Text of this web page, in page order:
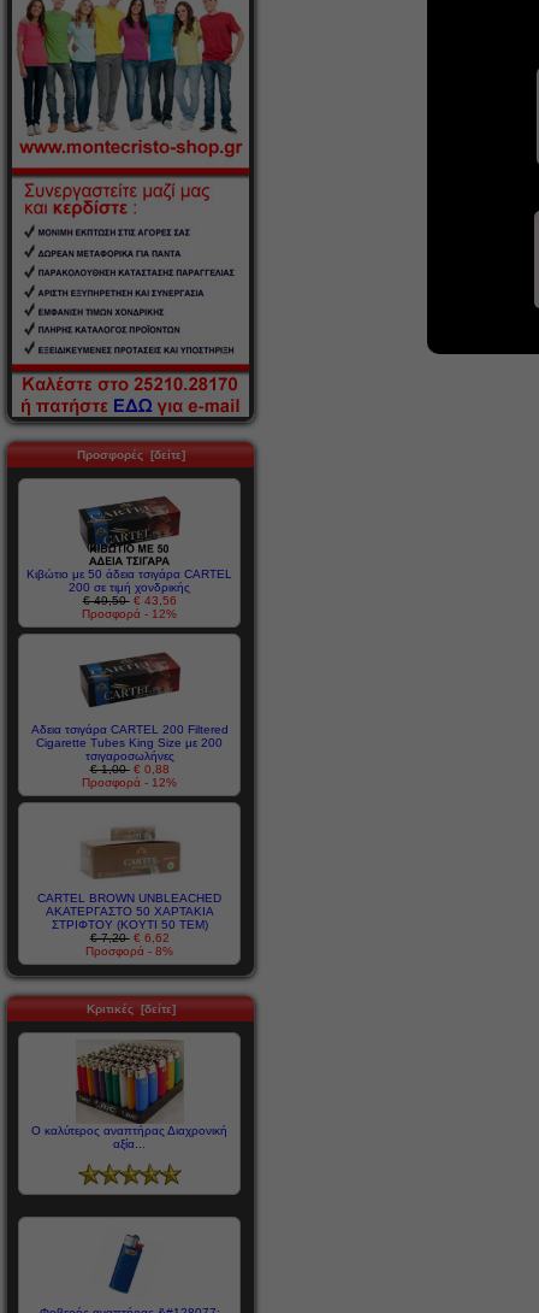
Προσφορές [δείτε]
Κιβώτιο με 50 άδεια τσιγάρα CARTEL
200 σε τιμή χονδρικής
€ 49,50 € 43,56
Προσφορά - 12%
Αδεια τσιγάρα CARTEL 200 Filtered
Cigarette Tubes King Size με 200
τσιγαροσωλήνες
€ 1,00 € 0,88
Προσφορά - 12%
CARTEL BROWN UNBLEACHED
ΑΚΑΤΕΡΓΑΣΤΟ 50 ΧΑΡΤΑΚΙΑ
ΣΤΡΙΦΤΟΥ (ΚΟΥΤΙ 50 ΤΕΜ)
€ 7,20 € 6,62
Προσφορά - 8%
Κριτικές [δείτε]
Ο καλύτερος αναπτήρας Διαχρονική
αξία...